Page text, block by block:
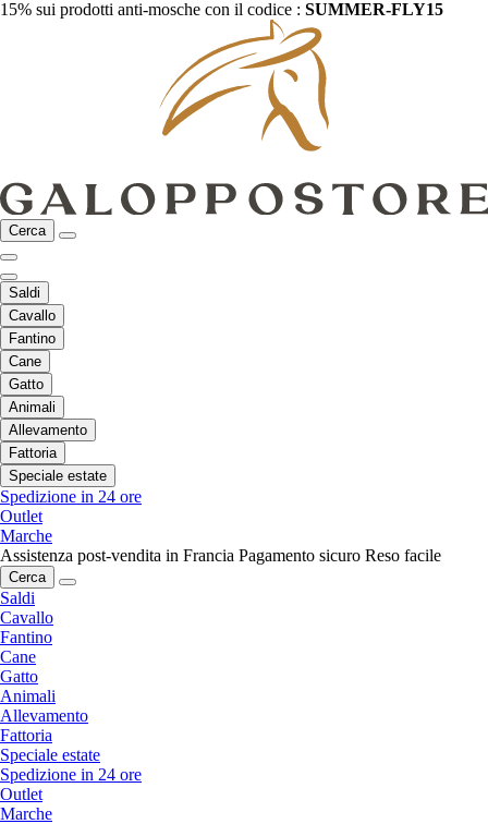
15% sui prodotti anti-mosche con il codice : SUMMER-FLY15
Cerca
Saldi
Cavallo
Fantino
Cane
Gatto
Animali
Allevamento
Fattoria
Speciale estate
Spedizione in 24 ore
Outlet
Marche
Assistenza post-vendita in Francia Pagamento sicuro Reso facile
Cerca
Saldi
Cavallo
Fantino
Cane
Gatto
Animali
Allevamento
Fattoria
Speciale estate
Spedizione in 24 ore
Outlet
Marche